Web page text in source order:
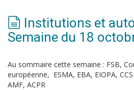
Institutions et
Semaine du 18
Au sommaire cette semaine : FSB,
européenne, ESMA, EBA, EIOPA,
AMF, ACPR